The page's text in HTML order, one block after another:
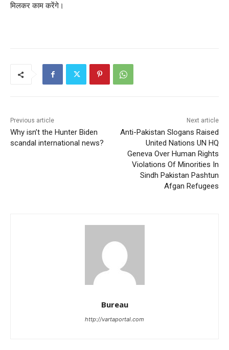
मिलकर काम करेंगे।
Previous article
Why isn’t the Hunter Biden
scandal international news?
Next article
Anti-Pakistan Slogans Raised
United Nations UN HQ
Geneva Over Human Rights
Violations Of Minorities In
Sindh Pakistan Pashtun
Afgan Refugees
Bureau
http://vartaportal.com